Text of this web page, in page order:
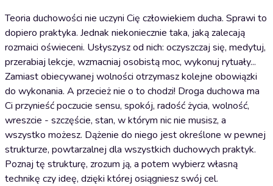
Teoria duchowości nie uczyni Cię człowiekiem ducha. Sprawi to
dopiero praktyka. Jednak niekoniecznie taka, jaką zalecają
rozmaici oświeceni. Usłyszysz od nich: oczyszczaj się, medytuj,
przerabiaj lekcje, wzmacniaj osobistą moc, wykonuj rytuały...
Zamiast obiecywanej wolności otrzymasz kolejne obowiązki
do wykonania. A przecież nie o to chodzi! Droga duchowa ma
Ci przynieść poczucie sensu, spokój, radość życia, wolność,
wreszcie - szczęście, stan, w którym nic nie musisz, a
wszystko możesz. Dążenie do niego jest określone w pewnej
strukturze, powtarzalnej dla wszystkich duchowych praktyk.
Poznaj tę strukturę, zrozum ją, a potem wybierz własną
technikę czy ideę, dzięki której osiągniesz swój cel.